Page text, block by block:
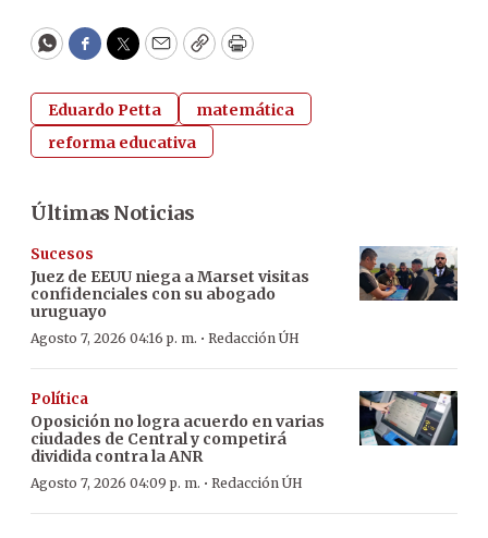
WhatsApp
Facebook
Twitter
EmailCopyPrint
Eduardo Petta
matemática
reforma educativa
Últimas Noticias
Sucesos
Juez de EEUU niega a Marset visitas
confidenciales con su abogado
uruguayo
Agosto 7, 2026 04:16 p. m. · Redacción ÚH
Política
Oposición no logra acuerdo en varias
ciudades de Central y competirá
dividida contra la ANR
Agosto 7, 2026 04:09 p. m. · Redacción ÚH